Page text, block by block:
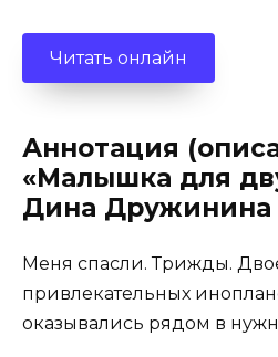
Читать онлайн
Аннотация
«Малышка для
Дина Дружинина
Меня спасли. Трижды.
привлекательных
оказывались рядом в